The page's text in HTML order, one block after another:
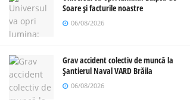
Soare și facturile noastre
06/08/2026
Grav accident colectiv de muncă la
Șantierul Naval VARD Brăila
06/08/2026